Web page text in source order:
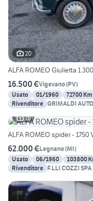
20
ALFA ROMEO Giulietta
16.500 €Vigevano(PV)
Usato
01/1960 72700 Km
Rivenditore GRIMALDI
16
ALFA ROMEO spider - 1750
62.000 €Legnano(MI)
Usato
06/1960 103800
Rivenditore F.LLI COZZI SPA